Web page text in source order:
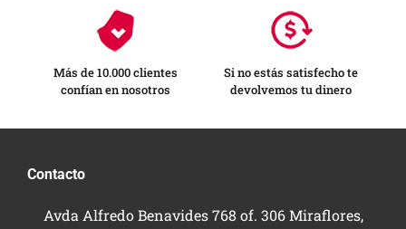
Más de 10.000 clientes
confían en nosotros
Si no estás satisfecho te
devolvemos tu dinero
Contacto
Avda Alfredo Benavides 768 of. 306 Miraflores,